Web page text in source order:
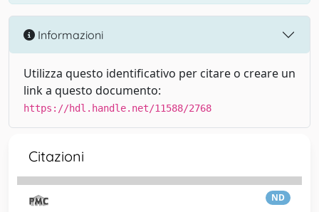
Informazioni
Utilizza questo identificativo per citare o creare un
link a questo documento:
https://hdl.handle.net/11588/2768
Citazioni
ND